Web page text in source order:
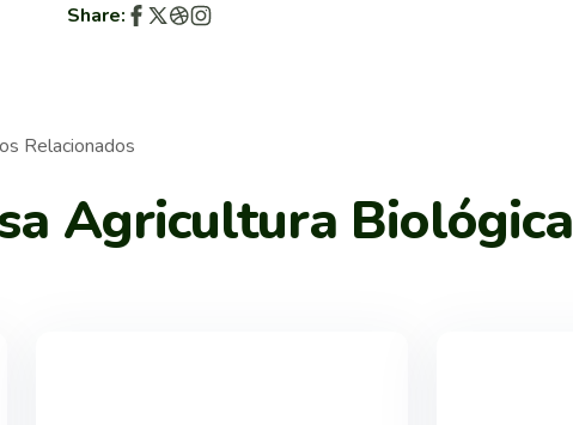
Share:
Relacionados
Agricultura Biológica